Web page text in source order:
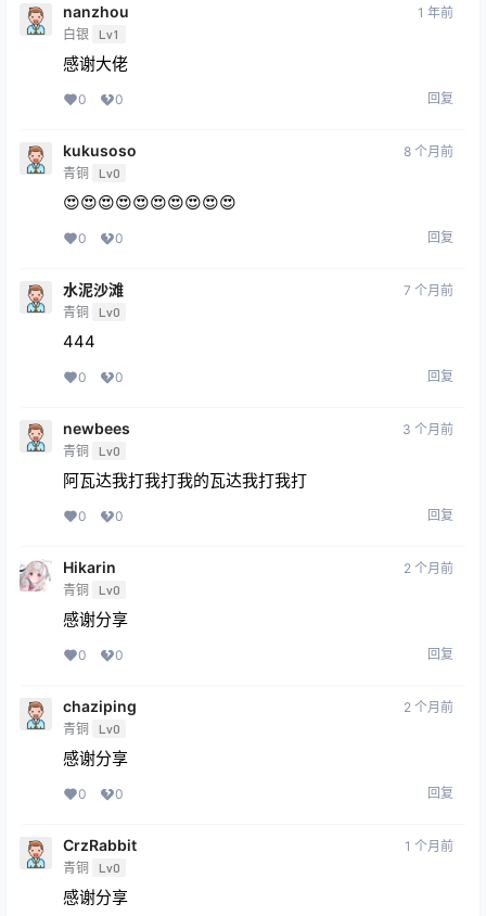
nanzhou
白银 Lv1
1 年前
感谢大佬
0 0 回复
kukusoso
青铜 Lv0
8 个月前
😍😍😍😍😍😍😍😍😍😍
0 0 回复
水泥沙滩
青铜 Lv0
7 个月前
444
0 0 回复
newbees
青铜 Lv0
3 个月前
阿瓦达我打我打我的瓦达我打我打
0 0 回复
Hikarin
青铜 Lv0
2 个月前
感谢分享
0 0 回复
chaziping
青铜 Lv0
2 个月前
感谢分享
0 0 回复
CrzRabbit
青铜 Lv0
1 个月前
感谢分享